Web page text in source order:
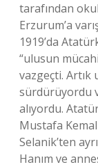
tarafından
Erzurum’a
1919’da
“ulusun
vazgeçti.
sürdürüyordu
alıyordu.
Mustafa
Selanik’ten
Hanım ve